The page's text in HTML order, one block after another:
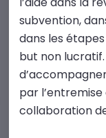
subvention,
dans les
but non
par
collaboration